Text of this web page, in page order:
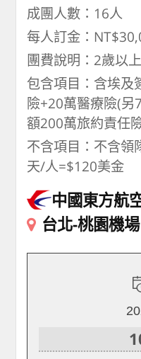
成團人數：16人
每人訂金：
團費說明：2歲以
包含項目：含埃及
險+20萬醫療險(
額200萬旅約責任
不含項目：不含
天/人=$120美金
中國東方航
台北-桃園機場